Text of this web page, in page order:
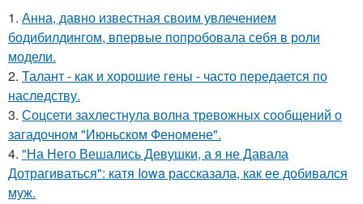
1. Анна, давно известная своим увлечением
бодибилдингом, впервые попробовала себя в роли
модели.
2. Талант - как и хорошие гены - часто передается по
наследству.
3. Соцсети захлестнула волна тревожных сообщений о
загадочном "Июньском Феномене".
4. "На Него Вешались Девушки, а я не Давала
Дотрагиваться": катя Iowa рассказала, как ее добивался
муж.